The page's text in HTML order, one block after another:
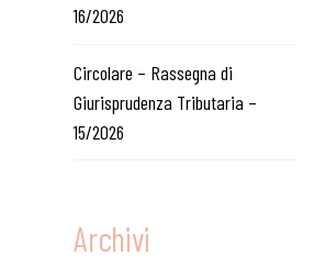
16/2026
Circolare – Rassegna di
Giurisprudenza Tributaria –
15/2026
Archivi